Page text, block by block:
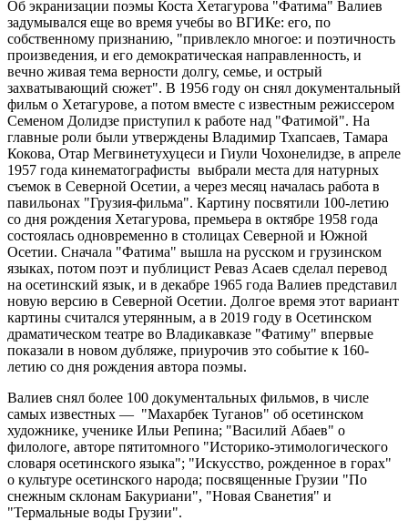
Об экранизации поэмы Коста Хетагурова "Фатима" Валиев
задумывался еще во время учебы во ВГИКе: его, по
собственному признанию, "привлекло многое: и поэтичность
произведения, и его демократическая направленность, и
вечно живая тема верности долгу, семье, и острый
захватывающий сюжет". В 1956 году он снял документальный
фильм о Хетагурове, а потом вместе с известным режиссером
Семеном Долидзе приступил к работе над "Фатимой". На
главные роли были утверждены Владимир Тхапсаев, Тамара
Кокова, Отар Мегвинетухуцеси и Гиули Чохонелидзе, в апреле
1957 года кинематографисты выбрали места для натурных
съемок в Северной Осетии, а через месяц началась работа в
павильонах "Грузия-фильма". Картину посвятили 100-летию
со дня рождения Хетагурова, премьера в октябре 1958 года
состоялась одновременно в столицах Северной и Южной
Осетии. Сначала "Фатима" вышла на русском и грузинском
языках, потом поэт и публицист Реваз Асаев сделал перевод
на осетинский язык, и в декабре 1965 года Валиев представил
новую версию в Северной Осетии. Долгое время этот вариант
картины считался утерянным, а в 2019 году в Осетинском
драматическом театре во Владикавказе "Фатиму" впервые
показали в новом дубляже, приурочив это событие к 160-
летию со дня рождения автора поэмы.
Валиев снял более 100 документальных фильмов, в числе
самых известных — "Махарбек Туганов" об осетинском
художнике, ученике Ильи Репина; "Василий Абаев" о
филологе, авторе пятитомного "Историко-этимологического
словаря осетинского языка"; "Искусство, рожденное в горах"
о культуре осетинского народа; посвященные Грузии "По
снежным склонам Бакуриани", "Новая Сванетия" и
"Термальные воды Грузии".